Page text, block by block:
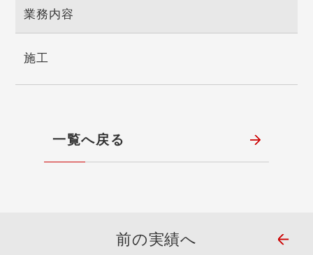
業務内容
施工
一覧へ戻る
前の実績へ